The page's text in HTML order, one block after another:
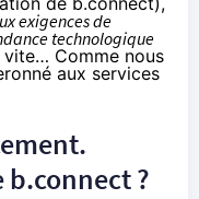
exigences de
technologique
vite… Comme nous
aux services
b.connect ?